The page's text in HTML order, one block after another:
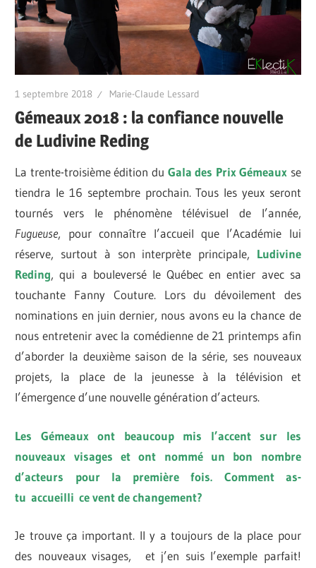
1 septembre 2018 Marie-Claude Lessard
Gémeaux 2018 : la confiance nouvelle
de Ludivine Reding
La trente-troisième édition du Gala des Prix Gémeaux se
tiendra le 16 septembre prochain. Tous les yeux seront
tournés vers le phénomène télévisuel de l’année,
Fugueuse, pour connaître l’accueil que l’Académie lui
réserve, surtout à son interprète principale, Ludivine
Reding, qui a bouleversé le Québec en entier avec sa
touchante Fanny Couture. Lors du dévoilement des
nominations en juin dernier, nous avons eu la chance de
nous entretenir avec la comédienne de 21 printemps afin
d’aborder la deuxième saison de la série, ses nouveaux
projets, la place de la jeunesse à la télévision et
l’émergence d’une nouvelle génération d’acteurs.
Les Gémeaux ont beaucoup mis l’accent sur les
nouveaux visages et ont nommé un bon nombre
d’acteurs pour la première fois. Comment as-
tu accueilli ce vent de changement?
Je trouve ça important. Il y a toujours de la place pour
des nouveaux visages, et j’en suis l’exemple parfait!